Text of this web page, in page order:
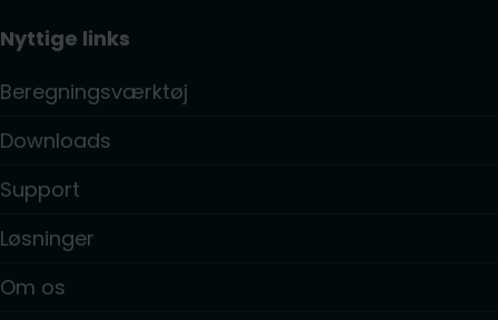
Nyttige links
Beregningsværktøj
Downloads
Support
Løsninger
Om os